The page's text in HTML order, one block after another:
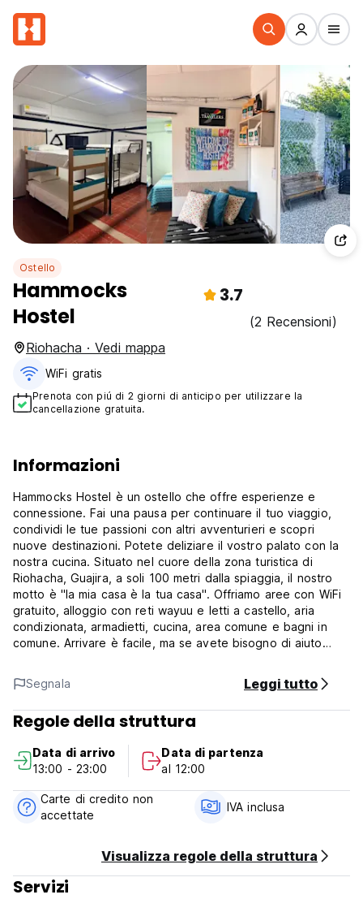
Ostello
Hammocks
Hostel
3.7
(2 Recensioni)
Riohacha · Vedi mappa
WiFi gratis
Prenota con piú di 2 giorni di anticipo per utilizzare la
cancellazione gratuita.
Informazioni
Hammocks Hostel è un ostello che offre esperienze e
connessione. Fai una pausa per continuare il tuo viaggio,
condividi le tue passioni con altri avventurieri e scopri
nuove destinazioni. Potete deliziare il vostro palato con la
nostra cucina. Situato nel cuore della zona turistica di
Riohacha, Guajira, a soli 100 metri dalla spiaggia, il nostro
motto è "la mia casa è la tua casa". Offriamo aree con WiFi
gratuito, alloggio con reti wayuu e letti a castello, aria
condizionata, armadietti, cucina, area comune e bagni in
comune. Arrivare è facile, ma se avete bisogno di aiuto
degli autobus (servizio taxi a pagamento).
Hammocks Hostel Politica e condizioni:
Politica di cancellazione: 1 giorno prima dell'arrivo. In caso
prima notte del vostro soggiorno.
Check in dalle ore 13.00 alle ore 23.00
Check out prima delle 12:00
Pagamento in contanti all'arrivo
Tasse incluse
Reception 24 ore.
Segnala Leggi tutto
Regole della struttura
Data di arrivo
13:00 - 23:00
Data di partenza
al 12:00
Carte di credito non
accettate
IVA inclusa
Visualizza regole della struttura
Servizi